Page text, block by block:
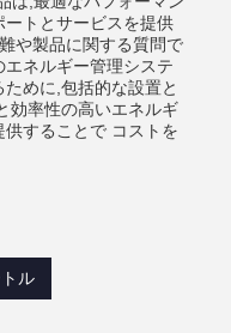
ートとサービスを提供
や製品に関する質問で
ネルギー管理システ
めに,包括的な設置と
効率性の高いエネルギ
することで コストを
ル